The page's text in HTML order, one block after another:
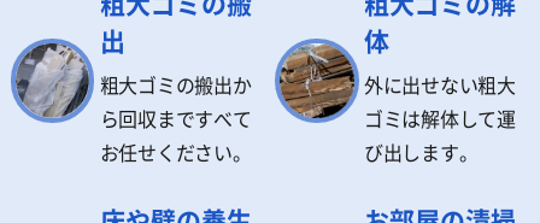
出
粗大ゴミの搬出か
ら回収まですべて
お任せください。
体
外に出せない粗大
ゴミは解体して運
び出します。